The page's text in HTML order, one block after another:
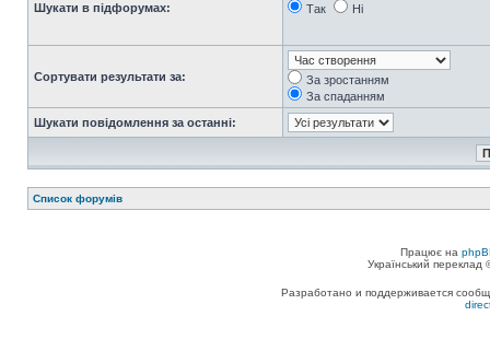
Шукати в підфорумах: Так Ні
Сортувати результати за:
За зростанням
За спаданням
Шукати повідомлення за останні:
Список форумів
Працює на
Український
Разработано и поддерживается